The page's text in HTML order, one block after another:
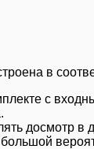
в
с
досмотр в